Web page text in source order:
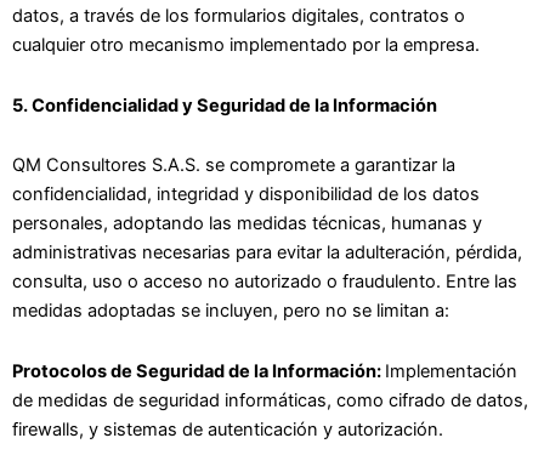
datos, a través de los formularios digitales, contratos o
cualquier otro mecanismo implementado por la empresa.
5. Confidencialidad y Seguridad de la Información
QM Consultores S.A.S. se compromete a garantizar la
confidencialidad, integridad y disponibilidad de los datos
personales, adoptando las medidas técnicas, humanas y
administrativas necesarias para evitar la adulteración, pérdida,
consulta, uso o acceso no autorizado o fraudulento. Entre las
medidas adoptadas se incluyen, pero no se limitan a:
Protocolos de Seguridad de la Información: Implementación
de medidas de seguridad informáticas, como cifrado de datos,
firewalls, y sistemas de autenticación y autorización.